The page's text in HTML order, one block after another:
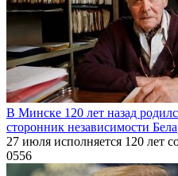
В Минске 120 лет назад
сторонник независимости
27 июля исполняется 120 лет
0556